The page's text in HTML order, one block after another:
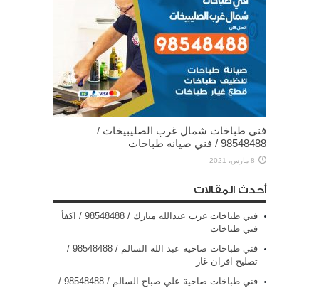
فني طباخات شمال غرب الصليبيخات /
98548488 / فني صيانه طباخات
8 مارس، 2021
أحدث المقالات
فني طباخات غرب عبدالله مبارك / 98548488 / اكفأ
فني طباخات
فني طباخات ضاحية عبد الله السالم / 98548488 /
تصليح افران غاز
فني طباخات ضاحية علي صباح السالم / 98548488 /